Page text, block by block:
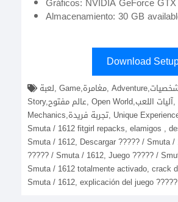
Almacenamiento: 30 GB
Download
Story,عالم مفتوح, Open World,آليات اللعب, Gameplay
Mechanics,تجربة فريدة, Unique Experience,descargar ????? /
Smuta / 1612 fitgirl repacks, elamigos ,
Smuta / 1612, Descargar ????? / Smuta
????? / Smuta / 1612, Juego ????? /
Smuta / 1612 totalmente activado, crack
Smuta / 1612, explicación del juego